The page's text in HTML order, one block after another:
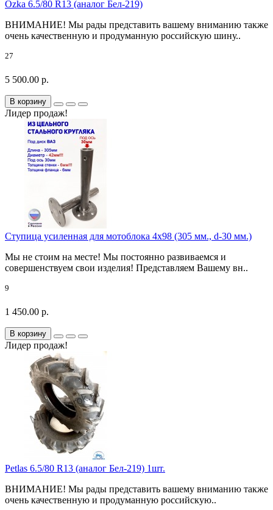
Ozka 6.5/80 R13 (аналог Бел-219)
ВНИМАНИЕ! Мы рады представить вашему вниманию также
очень качественную и продуманную российскую шину..
27
5 500.00 р.
В корзину
Лидер продаж!
Ступица усиленная для мотоблока 4х98 (305 мм., d-30 мм.)
Мы не стоим на месте! Мы постоянно развиваемся и
совершенствуем свои изделия! Представляем Вашему вн..
9
1 450.00 р.
В корзину
Лидер продаж!
Petlas 6.5/80 R13 (аналог Бел-219) 1шт.
ВНИМАНИЕ! Мы рады представить вашему вниманию также
очень качественную и продуманную российскую..